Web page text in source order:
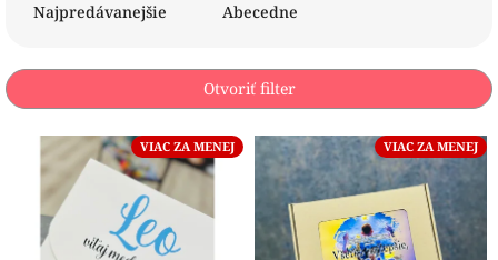
e
p
Najpredávanejšie Abecedne
Otvoriť filter
VIAC ZA MENEJ VIAC ZA MENEJ